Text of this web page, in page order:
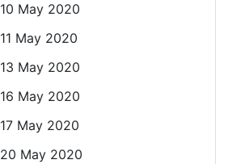
10 May 2020
11 May 2020
13 May 2020
16 May 2020
17 May 2020
20 May 2020